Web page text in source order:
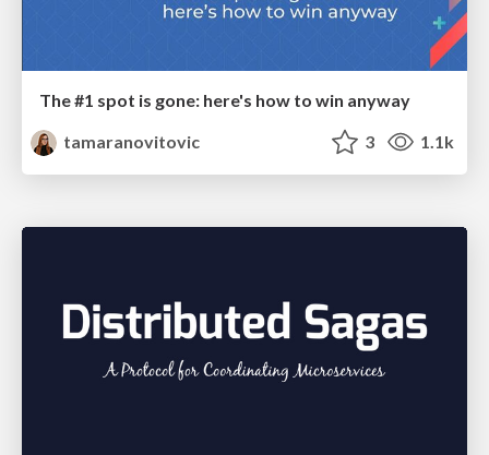
The #1 spot is gone: here's how to win anyway
tamaranovitovic
3 1.1k